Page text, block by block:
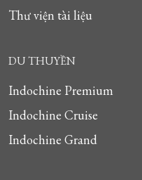
Thư viện tài liệu
DU THUYỀN
Indochine Premium
Indochine Cruise
Indochine Grand